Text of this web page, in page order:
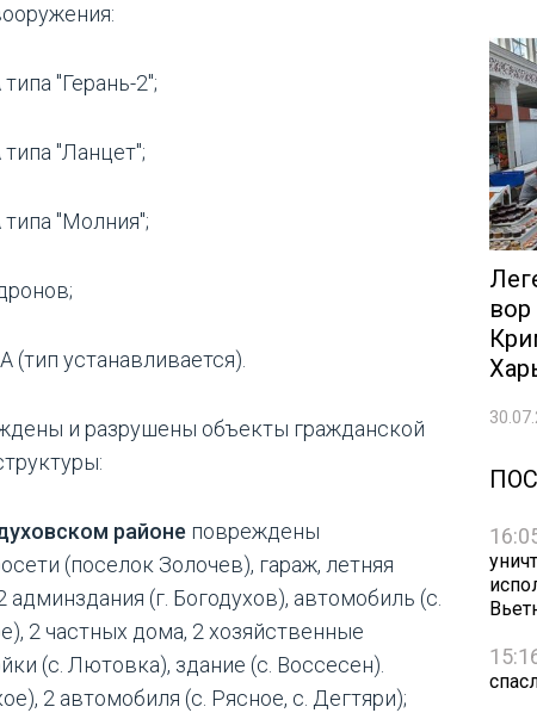
"Герань-2";
"Ланцет";
"Молния";
(тип устанавливается).
и разрушены объекты гражданской
районе повреждены
(поселок Золочев), гараж, летняя
админздания (г. Богодухов), автомобиль (с.
2 частных дома, 2 хозяйственные
(с. Лютовка), здание (с. Воссесен).
2 автомобиля (с. Рясное, с. Дегтяри);
вор